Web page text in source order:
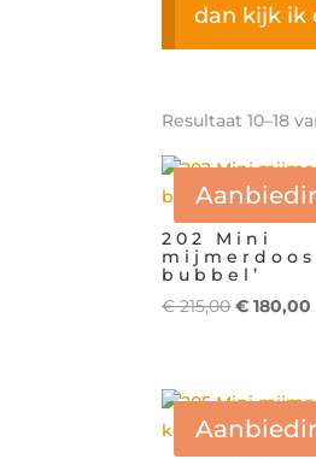
dan kijk ik
Resultaat 10–18
202 Mini
mijmerdoos
bubbel’
€215,00 € 180,00